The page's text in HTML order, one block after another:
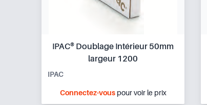
IPAC® Doublage Intérieur 50mm
largeur 1200
IPAC
Connectez-vouspour voir le prix